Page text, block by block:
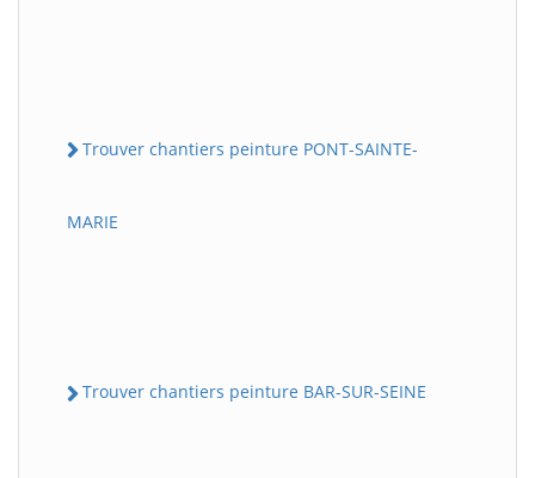
Trouver chantiers peinture PONT-SAINTE-
MARIE
Trouver chantiers peinture BAR-SUR-SEINE